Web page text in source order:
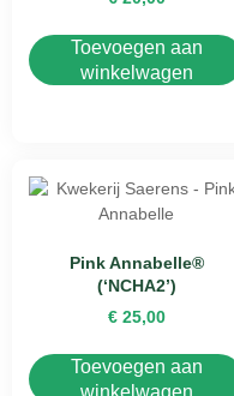
Toevoegen aan
winkelwagen
Pink Annabelle®
(‘NCHA2’)
€25,00
Toevoegen aan
winkelwagen